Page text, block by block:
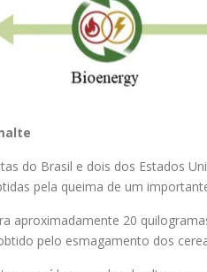
do Brasil e dois dos Estados
pela queima de um
aproximadamente 20
pelo esmagamento dos